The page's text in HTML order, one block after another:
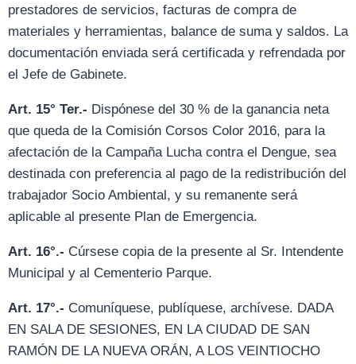
prestadores de servicios, facturas de compra de
materiales y herramientas, balance de suma y saldos. La
documentación enviada será certificada y refrendada por
el Jefe de Gabinete.
Art. 15° Ter.- Dispónese del 30 % de la ganancia neta
que queda de la Comisión Corsos Color 2016, para la
afectación de la Campaña Lucha contra el Dengue, sea
destinada con preferencia al pago de la redistribución del
trabajador Socio Ambiental, y su remanente será
aplicable al presente Plan de Emergencia.
Art. 16°.- Cúrsese copia de la presente al Sr. Intendente
Municipal y al Cementerio Parque.
Art. 17°.- Comuníquese, publíquese, archívese. DADA
EN SALA DE SESIONES, EN LA CIUDAD DE SAN
RAMÓN DE LA NUEVA ORÁN, A LOS VEINTIOCHO